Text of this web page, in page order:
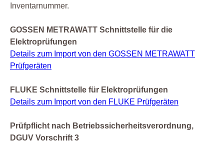
Inventarnummer.
GOSSEN METRAWATT Schnittstelle für die
Elektroprüfungen
Details zum Import von den GOSSEN METRAWATT
Prüfgeräten
FLUKE Schnittstelle für Elektroprüfungen
Details zum Import von den FLUKE Prüfgeräten
Prüfpflicht nach Betriebssicherheitsverordnung,
DGUV Vorschrift 3